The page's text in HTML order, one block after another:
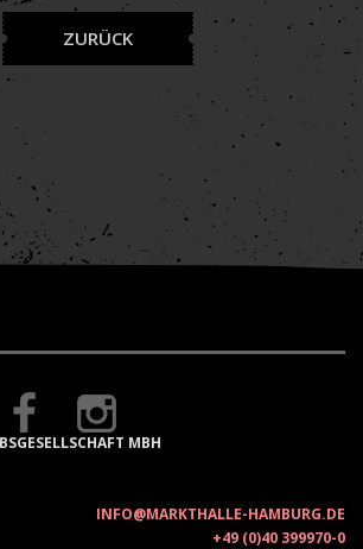
ZURÜCK
MBH
INFO@MARKTHALLE-HAMBURG.DE
+49 (0)40 399970-0